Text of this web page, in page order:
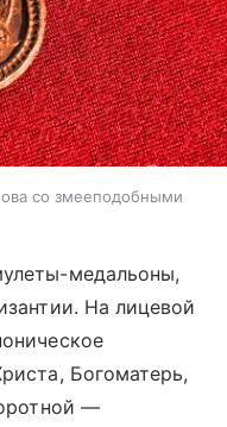
со змееподобными
медальоны,
На лицевой
Богоматерь,
—